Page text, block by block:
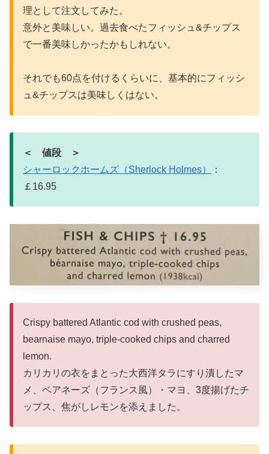
理として注文してみた。
意外と美味しい。過去食べたフィッシュ&チップス
で一番美味しかったかもしれない。
それでも60点を付けるくらいに、基本的にフィッシ
ュ&チップスは美味しくはない。
＜ 値段 ＞
シャーロックホームズ（Sherlock Holmes）
：
￡16.95
Crispy battered Atlantic cod with crushed peas,
bearnaise mayo, triple-cooked chips and charred
lemon.
カリカリの衣をまとった大西洋タラにすり潰したマ
メ、ベアネーズ（フランス風）・マヨ、3度揚げたチ
ップス、焦がしレモンを添えました。